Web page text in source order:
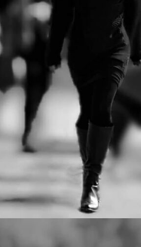
σκηνοθετεί το κορυφαίο έργο
του Βρετανού συγγραφέα
Ντέιβιντ Τρίστραμ, «Ο
Επιθεωρητής Ντρέικ και η
Μαύρη Χήρα».
Ο